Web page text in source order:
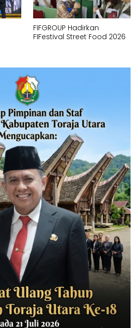
FIFGROUP Hadirkan
FIFestival Street Food 2026